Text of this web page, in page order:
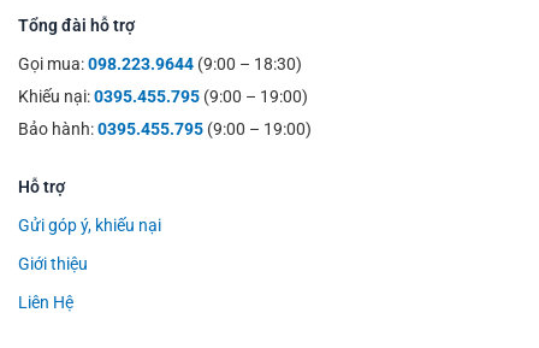
Tổng đài hỗ trợ
Gọi mua:098.223.9644 (9:00 – 18:30)
Khiếu nại:0395.455.795 (9:00 – 19:00)
Bảo hành:0395.455.795 (9:00 – 19:00)
Hỗ trợ
Gửi góp ý, khiếu nại
Giới thiệu
Liên Hệ